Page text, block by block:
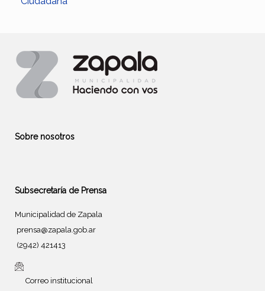
Sobre nosotros
Subsecretaría de Prensa
Municipalidad de Zapala
prensa@zapala.gob.ar
(2942) 421413
Correo institucional